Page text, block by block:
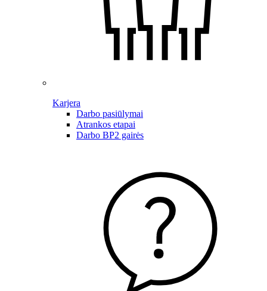
Karjera
Darbo pasiūlymai
Atrankos etapai
Darbo BP2 gairės